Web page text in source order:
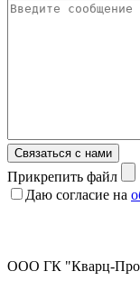
Связаться с нами
Прикрепить файл
Даю согласие на
ООО ГК "Кварц-